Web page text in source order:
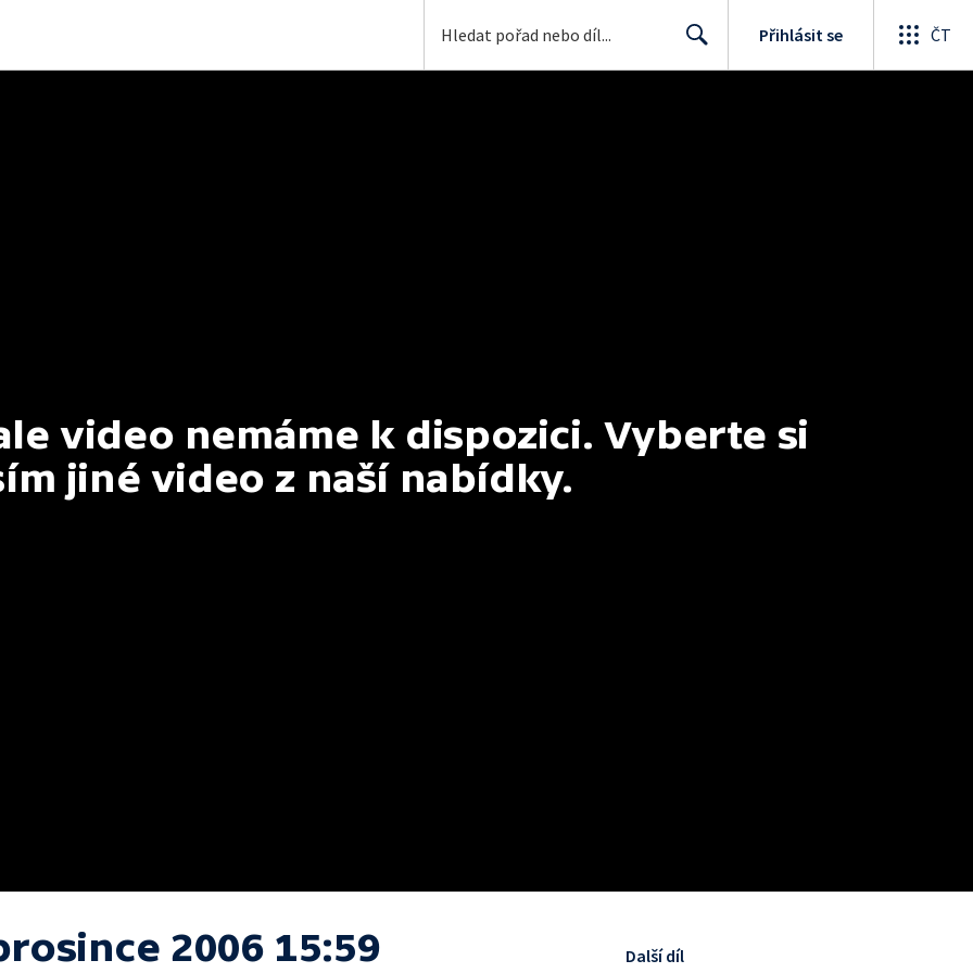
Přihlásit se ČT
video nemáme k dispozici. Vyberte si
jiné video z naší nabídky.
2006 15:59 Další díl